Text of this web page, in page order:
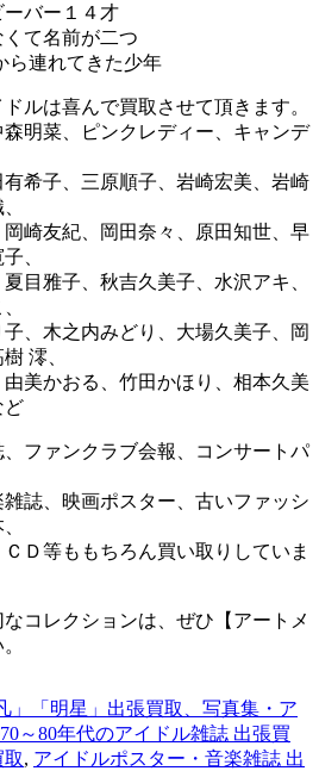
バー１４才
て名前が二つ
ら連れてきた少年
ルは喜んで買取させて頂きます。
明菜、ピンクレディー、キャンデ
希子、三原順子、岩崎宏美、岩崎
崎友紀、岡田奈々、原田知世、早
、
目雅子、秋吉久美子、水沢アキ、
、木之内みどり、大場久美子、岡
澪、
美かおる、竹田かほり、相本久美
ど
ファンクラブ会報、コンサートパ
誌、映画ポスター、古いファッシ
Ｄ等ももちろん買い取りしていま
コレクションは、ぜひ【アートメ
」「明星」出張買取、写真集・ア
～80年代のアイドル雑誌 出張買
, アイドルポスター・音楽雑誌 出